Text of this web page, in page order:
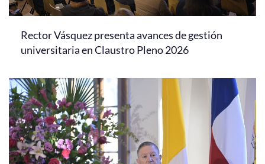
Rector Vásquez presenta avances de gestión
universitaria en Claustro Pleno 2026